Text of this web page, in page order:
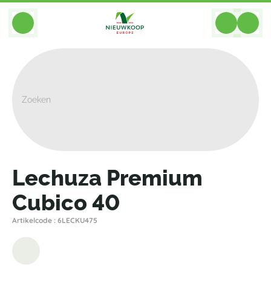
BACK
Lechuza Premium
Cubico 40
Artikelcode : 6LECKU475